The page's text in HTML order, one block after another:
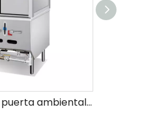
Vapor de doble puerta ambiental de gas con gabinete